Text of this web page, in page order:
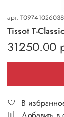
арт.
Tissot T-
31250.00
В